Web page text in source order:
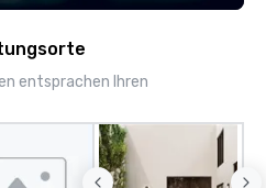
entsprachen Ihren